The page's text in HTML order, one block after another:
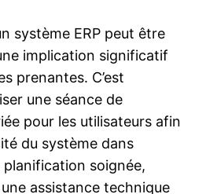
système ERP peut être
implication significatif
prenantes. C’est
une séance de
pour les utilisateurs afin
du système dans
planification soignée,
assistance technique